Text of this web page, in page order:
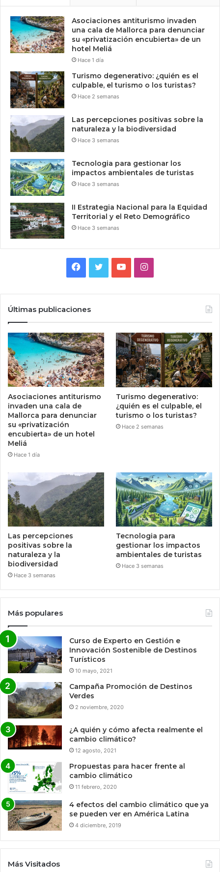
Asociaciones antiturismo invaden
una cala de Mallorca para denunciar
su «privatización encubierta» de un
hotel Meliá
Hace 1 día
Turismo degenerativo: ¿quién es el
culpable, el turismo o los turistas?
Hace 2 semanas
Las percepciones positivas sobre la
naturaleza y la biodiversidad
Hace 3 semanas
Tecnologia para gestionar los
impactos ambientales de turistas
Hace 3 semanas
II Estrategia Nacional para la Equidad
Territorial y el Reto Demográfico
Hace 3 semanas
Facebook
TwitterYouTubeInstagram
Últimas publicaciones
Asociaciones antiturismo
invaden una cala de
Mallorca para denunciar
su «privatización
encubierta» de un hotel
Meliá
Hace 1 día
Turismo degenerativo:
¿quién es el culpable, el
turismo o los turistas?
Hace 2 semanas
Las percepciones
positivas sobre la
naturaleza y la
biodiversidad
Hace 3 semanas
Tecnologia para
gestionar los impactos
ambientales de turistas
Hace 3 semanas
Más populares
Curso de Experto en Gestión e
Innovación Sostenible de Destinos
Turísticos
10 mayo, 2021
Campaña Promoción de Destinos
Verdes
2 noviembre, 2020
¿A quién y cómo afecta realmente el
cambio climático?
12 agosto, 2021
Propuestas para hacer frente al
cambio climático
11 febrero, 2020
4 efectos del cambio climático que ya
se pueden ver en América Latina
4 diciembre, 2019
Más Visitados